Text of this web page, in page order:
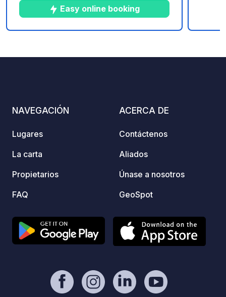
panoramas con múltiples paletas de
colores. No lejos de las orillas del Isère
y rodeado de imponentes relieves con
Easy online booking
espacios
NAVEGACIÓN
Lugares
La carta
Propietarios
FAQ
ACERCA DE
Contáctenos
Aliados
Únase a nosotros
GeoSpot